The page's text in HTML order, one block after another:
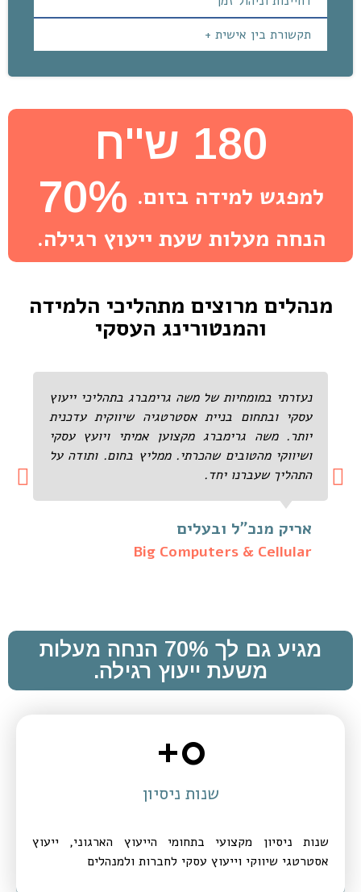
תקשורת בין אישית +
180 ש''ח
למפגש למידה בזום. 70%
הנחה מעלות שעת ייעוץ רגילה.
מנהלים מרוצים מתהליכי הלמידה
והמנטורינג העסקי
נעזרתי במומחיות של משה גרימברג בתהליכי ייעוץ
עסקי ובתחום בניית אסטרטגיה שיווקית עדכנית
יותר. משה גרימברג מקצוען אמיתי ויועץ עסקי
ושיווקי מהטובים שהכרתי. ממליץ בחום. ותודה על
התהליך שעברנו יחד.
אריק מנכ"ל ובעלים
Big Computers & Cellular
מגיע גם לך 70% הנחה מעלות
משעת ייעוץ רגילה.
שנות ניסיון
0
+
שנות ניסיון מקצועי בתחומי הייעוץ הארגוני, ייעוץ
אסטרטגי שיווקי וייעוץ עסקי לחברות ולמנהלים